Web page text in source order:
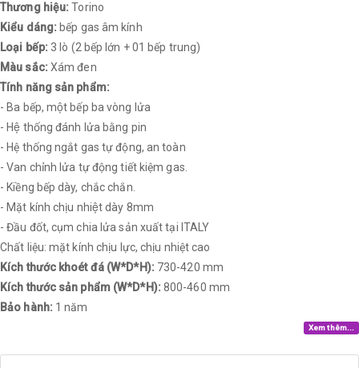
Thương hiệu:Torino
Kiểu dáng: bếp gas âm kính
Loại bếp: 3 lò (2 bếp lớn + 01 bếp trung)
Màu sắc: Xám đen
Tính năng sản phẩm:
- Ba bếp, một bếp ba vòng lửa
- Hệ thống đánh lửa bằng pin
- Hệ thống ngắt gas tự động, an toàn
- Van chỉnh lửa tự động tiết kiệm gas.
- Kiềng bếp dày, chắc chắn.
- Mặt kính chịu nhiệt dày 8mm
- Đầu đốt, cụm chia lửa sản xuất tại ITALY
Chất liệu: mặt kính chịu lực, chịu nhiệt cao
Kích thước khoét đá (W*D*H): 730-420 mm
Kích thước sản phẩm (W*D*H): 800-460 mm
Bảo hành: 1 năm
Xem thêm...